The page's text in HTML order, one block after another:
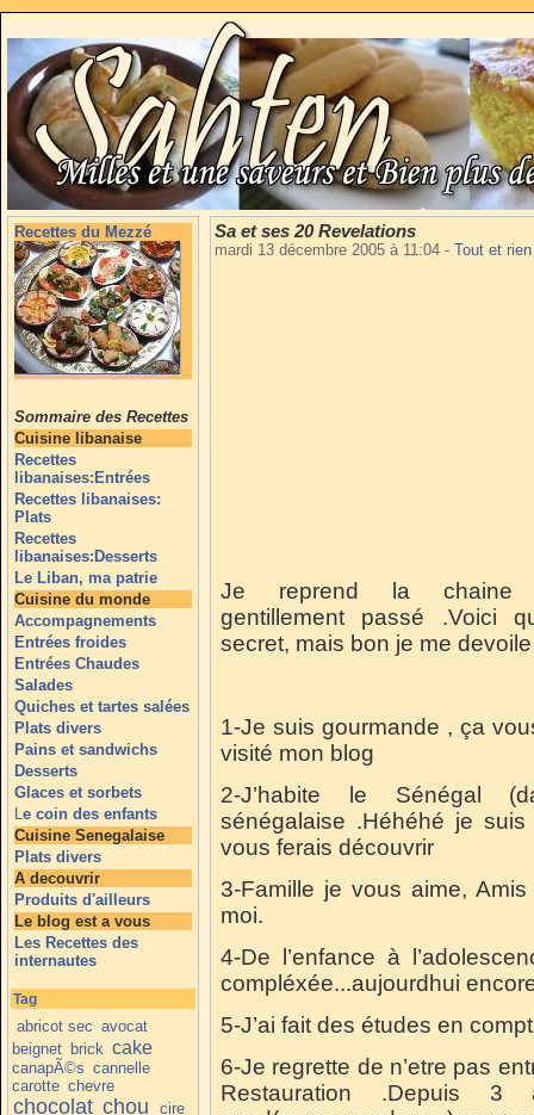
Recettes du Mezzé
Sommaire des Recettes
Cuisine libanaise
Recettes
libanaises:Entrées
Recettes libanaises:
Plats
Recettes
libanaises:Desserts
Le Liban, ma patrie
Cuisine du monde
Accompagnements
Entrées froides
Entrées Chaudes
Salades
Quiches et tartes salées
Plats divers
Pains et sandwichs
Desserts
Glaces et sorbets
Le coin des enfants
Cuisine Senegalaise
Plats divers
A decouvrir
Produits d'ailleurs
Le blog est a vous
Les Recettes des
internautes
Tag
abricot sec avocat
beignet brick cake
canapÃ©s cannelle
carotte chevre
chocolat chou
cire
Sa et ses 20 Revelations
mardi 13 décembre 2005 à 11:04 - Tout et
Je reprend la chaine
gentillement passé .Voici
secret, mais bon je me
1-Je suis gourmande , ça
visité mon blog
2-J’habite le Sénégal
sénégalaise .Héhéhé je
vous ferais découvrir
3-Famille je vous aime,
moi.
4-De l’enfance à
compléxée...aujourdhui
5-J’ai fait des études en
6-Je regrette de n’etre pas
Restauration .Depuis